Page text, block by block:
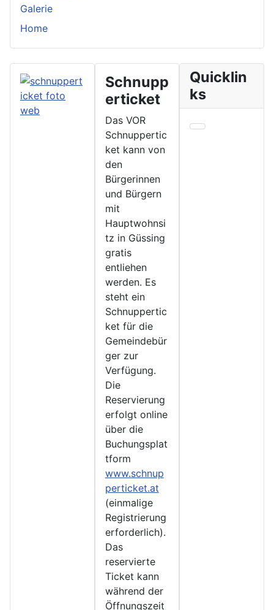
Galerie
Home
Schnupp
erticket
Das VOR
Schnuppertic
ket kann von
den
Bürgerinnen
und Bürgern
mit
Hauptwohnsi
tz in Güssing
gratis
entliehen
werden. Es
steht ein
Schnuppertic
ket für die
Gemeindebür
ger zur
Verfügung.
Die
Reservierung
erfolgt online
über die
Buchungsplat
tform
www.schnup
perticket.at
(einmalige
Registrierung
erforderlich).
Das
reservierte
Ticket kann
während der
Öffnungszeit
Quicklin
ks